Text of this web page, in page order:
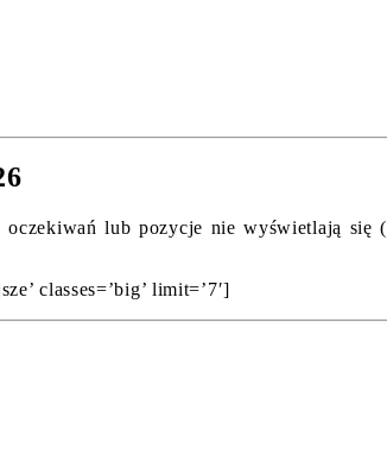
lub pozycje nie wyświetlają
classes=’big’ limit=’7′]